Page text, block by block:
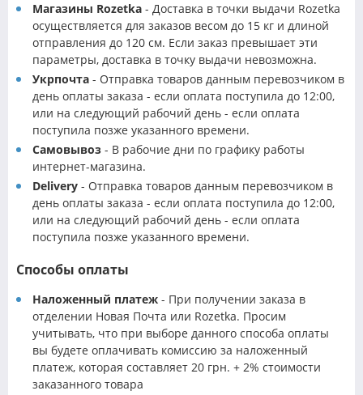
Магазины Rozetka - Доставка в точки выдачи Rozetka
осуществляется для заказов весом до 15 кг и длиной
отправления до 120 см. Если заказ превышает эти
параметры, доставка в точку выдачи невозможна.
Укрпочта - Отправка товаров данным перевозчиком в
день оплаты заказа - если оплата поступила до 12:00,
или на следующий рабочий день - если оплата
поступила позже указанного времени.
Самовывоз - В рабочие дни по графику работы
интернет-магазина.
Delivery - Отправка товаров данным перевозчиком в
день оплаты заказа - если оплата поступила до 12:00,
или на следующий рабочий день - если оплата
поступила позже указанного времени.
Способы оплаты
Наложенный платеж - При получении заказа в
отделении Новая Почта или Rozetka. Просим
учитывать, что при выборе данного способа оплаты
вы будете оплачивать комиссию за наложенный
платеж, которая составляет 20 грн. + 2% стоимости
заказанного товара